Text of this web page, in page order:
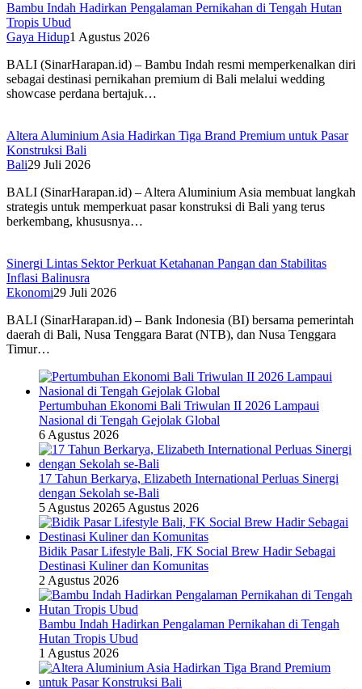
Bambu Indah Hadirkan Pengalaman Pernikahan di Tengah Hutan
Tropis Ubud
Gaya Hidup1 Agustus 2026
BALI (SinarHarapan.id) – Bambu Indah resmi memperkenalkan diri
sebagai destinasi pernikahan premium di Bali melalui wedding
showcase perdana bertajuk…
Altera Aluminium Asia Hadirkan Tiga Brand Premium untuk Pasar
Konstruksi Bali
Bali29 Juli 2026
BALI (SinarHarapan.id) – Altera Aluminium Asia membuat langkah
strategis untuk memperkuat pasar konstruksi di Bali yang terus
berkembang, khususnya…
Sinergi Lintas Sektor Perkuat Ketahanan Pangan dan Stabilitas
Inflasi Balinusra
Ekonomi29 Juli 2026
BALI (SinarHarapan.id) – Bank Indonesia (BI) bersama pemerintah
daerah di Bali, Nusa Tenggara Barat (NTB), dan Nusa Tenggara
Timur…
Pertumbuhan Ekonomi Bali Triwulan II 2026 Lampaui
Nasional di Tengah Gejolak Global
6 Agustus 2026
17 Tahun Berkarya, Elizabeth International Perluas Sinergi
dengan Sekolah se-Bali
5 Agustus 20265 Agustus 2026
Bidik Pasar Lifestyle Bali, FK Social Brew Hadir Sebagai
Destinasi Kuliner dan Komunitas
2 Agustus 2026
Bambu Indah Hadirkan Pengalaman Pernikahan di Tengah
Hutan Tropis Ubud
1 Agustus 2026